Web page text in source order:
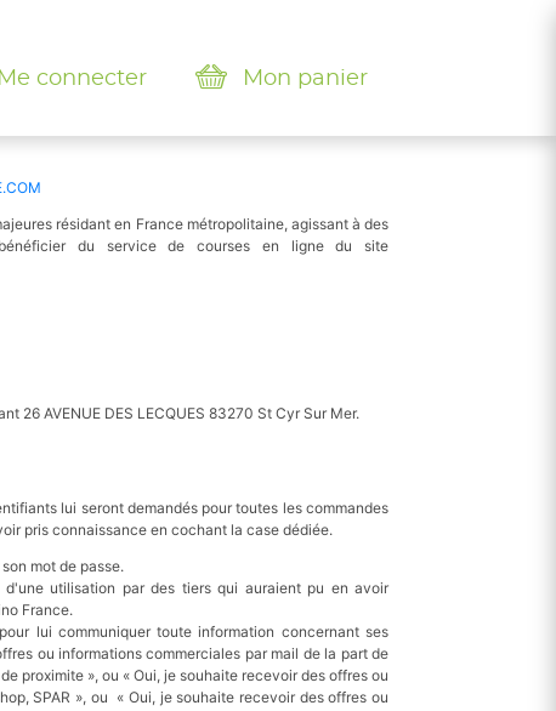
Me connecter Mon panier
résidant en France métropolitaine, agissant à des
du service de courses en ligne du site
26 AVENUE DES LECQUES 83270 St Cyr Sur Mer.
lui seront demandés pour toutes les commandes
pris connaissance en cochant la case dédiée.
mot de passe.
utilisation par des tiers qui auraient pu en avoir
France.
lui communiquer toute information concernant ses
ou informations commerciales par mail de la part de
proximite », ou « Oui, je souhaite recevoir des offres ou
SPAR », ou « Oui, je souhaite recevoir des offres ou